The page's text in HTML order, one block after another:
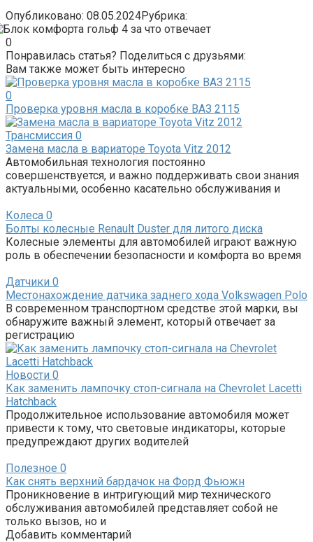
Опубликовано: 08.05.2024Рубрика:
0
Понравилась статья? Поделиться с друзьями:
Вам также может быть интересно
0
Проверка уровня масла в коробке ВАЗ 2115
Трансмиссия 0
Замена масла в вариаторе Toyota Vitz 2012
Автомобильная технология постоянно
совершенствуется, и важно поддерживать свои знания
актуальными, особенно касательно обслуживания и
Колеса 0
Болты колесные Renault Duster для литого диска
Колесные элементы для автомобилей играют важную
роль в обеспечении безопасности и комфорта во время
Датчики 0
Местонахождение датчика заднего хода Volkswagen Polo
В современном транспортном средстве этой марки, вы
обнаружите важный элемент, который отвечает за
регистрацию
Новости 0
Как заменить лампочку стоп-сигнала на Chevrolet Lacetti
Hatchback
Продолжительное использование автомобиля может
привести к тому, что световые индикаторы, которые
предупреждают других водителей
Полезное 0
Как снять верхний бардачок на Форд Фьюжн
Проникновение в интригующий мир технического
обслуживания автомобилей представляет собой не
только вызов, но и
Добавить комментарий